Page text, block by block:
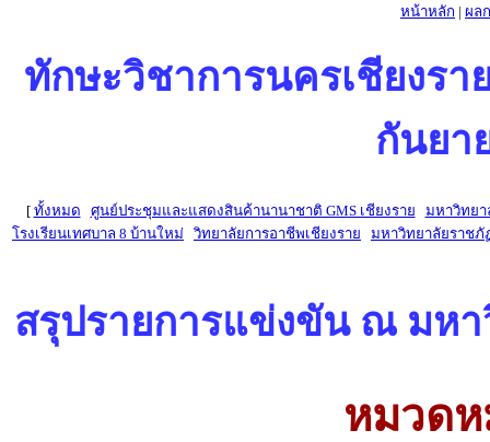
หน้าหลัก | ผล
ทักษะวิชาการนครเชียงรา
กันยา
[ ทั้งหมด ศูนย์ประชุมและแสดงสินค้านานาชาติ GMS เชียงราย
มหาวิทยา
โรงเรียนเทศบาล 8 บ้านใหม่
วิทยาลัยการอาชีพเชียงราย มหาวิทยาลัยราชภั
สรุปรายการแข่งขัน ณ มหา
หมวดห